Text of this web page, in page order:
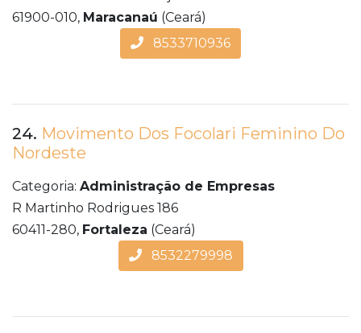
61900-010, Maracanaú (Ceará)
8533710936
24. Movimento Dos Focolari Feminino Do
Nordeste
Categoria: Administração de Empresas
R Martinho Rodrigues 186
60411-280, Fortaleza (Ceará)
8532279998